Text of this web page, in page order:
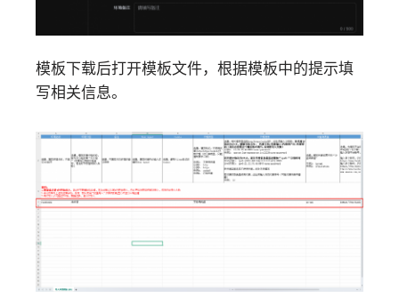
模板下载后打开模板文件，根据模板中的提示填
写相关信息。